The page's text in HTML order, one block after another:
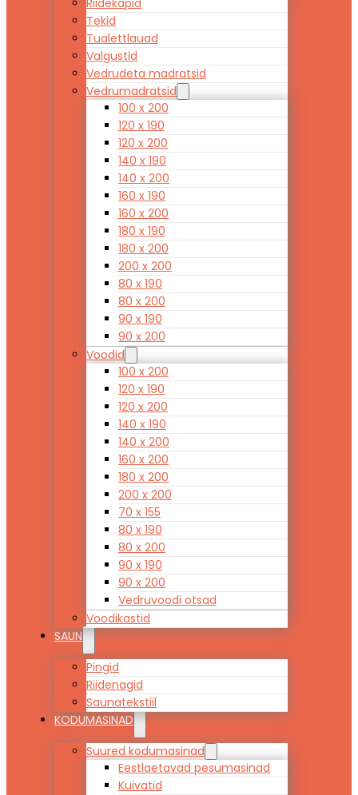
Riidekapid
Tekid
Tualettlauad
Valgustid
Vedrudeta madratsid
Vedrumadratsid
100 x 200
120 x 190
120 x 200
140 x 190
140 x 200
160 x 190
160 x 200
180 x 190
180 x 200
200 x 200
80 x 190
80 x 200
90 x 190
90 x 200
Voodid
100 x 200
120 x 190
120 x 200
140 x 190
140 x 200
160 x 200
180 x 200
200 x 200
70 x 155
80 x 190
80 x 200
90 x 190
90 x 200
Vedruvoodi otsad
Voodikastid
SAUN
Pingid
Riidenagid
Saunatekstiil
KODUMASINAD
Suured kodumasinad
Eestlaetavad pesumasinad
Kuivatid